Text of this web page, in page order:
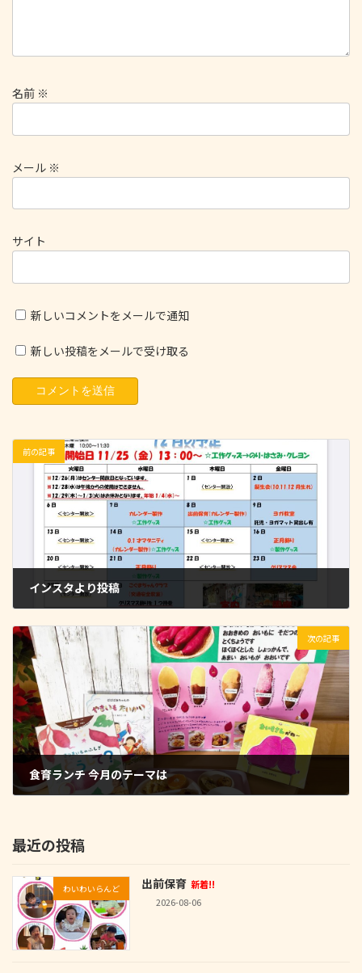
名前 ※
メール ※
サイト
新しいコメントをメールで通知
新しい投稿をメールで受け取る
前の記事
インスタより投稿
次の記事
食育ランチ‍ 今月のテーマは
最近の投稿
わいわいらんど 出前保育 新着!!
2026-08-06